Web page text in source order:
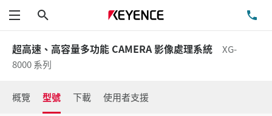
功能表
超高速、高容量多功能 CAMERA 影像處理系統
XG-
8000 系列
概覽 型號 下載 使用者支援